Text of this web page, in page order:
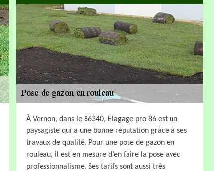
À Vernon, dans le 86340, Elagage pro 86 est un
paysagiste qui a une bonne réputation grâce à ses
travaux de qualité. Pour une pose de gazon en
rouleau, il est en mesure d’en faire la pose avec
professionnalisme. Ses tarifs sont aussi très